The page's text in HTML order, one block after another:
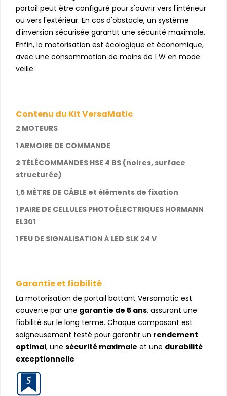
portail peut être configuré pour s'ouvrir vers l'intérieur
ou vers l'extérieur. En cas d'obstacle, un système
d'inversion sécurisée garantit une sécurité maximale.
Enfin, la motorisation est écologique et économique,
avec une consommation de moins de 1 W en mode
veille.
Contenu du Kit VersaMatic
2 MOTEURS
1 ARMOIRE DE COMMANDE
2 TÉLÉCOMMANDES HSE 4 BS (noires, surface
structurée)
1,5 MÈTRE DE CÂBLE et éléments de fixation
1 PAIRE DE CELLULES PHOTOÉLECTRIQUES HORMANN
EL301
1 FEU DE SIGNALISATION À LED SLK 24 V
Garantie et fiabilité
La motorisation de portail battant Versamatic est
couverte par une garantie de 5 ans, assurant une
fiabilité sur le long terme. Chaque composant est
soigneusement testé pour garantir un rendement
optimal, une sécurité maximale et une durabilité
exceptionnelle.